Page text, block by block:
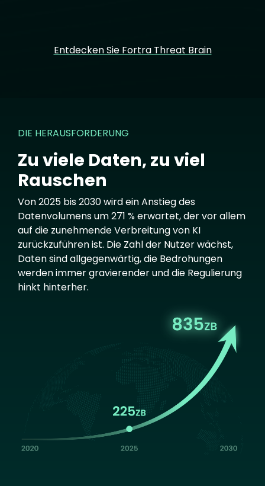
Entdecken Sie Fortra Threat Brain
DIE HERAUSFORDERUNG
Zu viele Daten, zu viel
Rauschen
Von 2025 bis 2030 wird ein Anstieg des
Datenvolumens um 271 % erwartet, der vor allem
auf die zunehmende Verbreitung von KI
zurückzuführen ist. Die Zahl der Nutzer wächst,
Daten sind allgegenwärtig, die Bedrohungen
werden immer gravierender und die Regulierung
hinkt hinterher.